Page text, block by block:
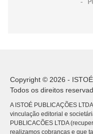
Copyright © 2026 -
Todos os direitos
A ISTOÉ PUBLICAÇÕES
vinculação editorial e
PUBLICACÕES LTDA
realizamos cobranças e que